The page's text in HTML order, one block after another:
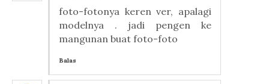
foto-fotonya keren ver, apalagi
modelnya . jadi pengen ke
mangunan buat foto-foto
Balas